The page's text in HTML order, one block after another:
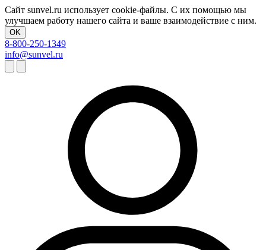
Сайт sunvel.ru использует cookie-файлы. С их помощью мы
улучшаем работу нашего сайта и ваше взаимодействие с ним.
OK
8-800-250-1349
info@sunvel.ru